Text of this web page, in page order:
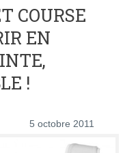
COURSE
EN
!
5 octobre 2011